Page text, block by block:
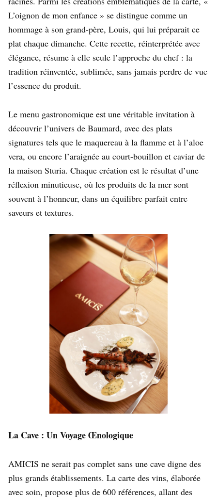
L’oignon de mon enfance » se distingue comme un
hommage à son grand-père, Louis, qui lui préparait ce
plat chaque dimanche. Cette recette, réinterprétée avec
élégance, résume à elle seule l’approche du chef : la
tradition réinventée, sublimée, sans jamais perdre de vue
l’essence du produit.
Le menu gastronomique est une véritable invitation à
découvrir l’univers de Baumard, avec des plats
signatures tels que le maquereau à la flamme et à l’aloe
vera, ou encore l’araignée au court-bouillon et caviar de
la maison Sturia. Chaque création est le résultat d’une
réflexion minutieuse, où les produits de la mer sont
souvent à l’honneur, dans un équilibre parfait entre
saveurs et textures.
La Cave : Un Voyage Œnologique
AMICIS ne serait pas complet sans une cave digne des
plus grands établissements. La carte des vins, élaborée
avec soin, propose plus de 600 références, allant des